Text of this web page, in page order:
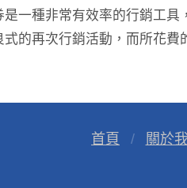
一種非常有效率的行銷工
的再次行銷活動，而所花
首頁 關於